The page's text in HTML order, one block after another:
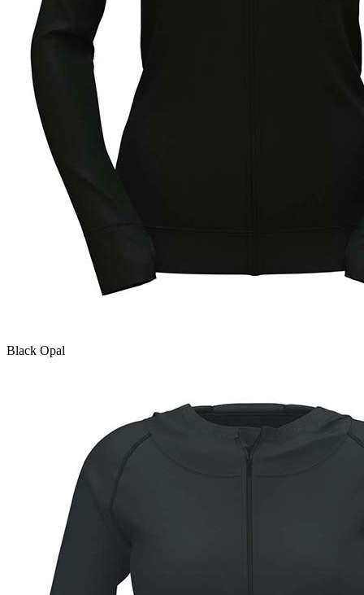
Black Opal